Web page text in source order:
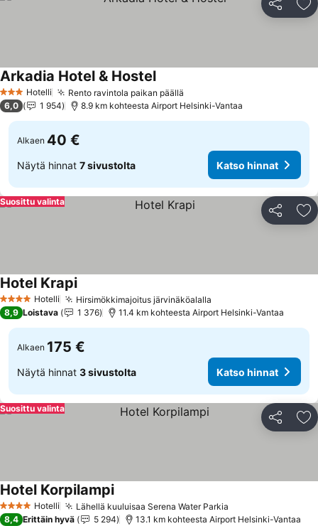
Jaa
3 Tähtiluokitus
Hotelli Rento ravintola paikan päällä
Arkadia Hotel & Hostel
6,0 1 954 8.9 km kohteesta Airport Helsinki-Vantaa
Alkaen 40 €
Näytä hinnat 7 sivustolta Katso hinnat
Jaa
Suosittu valinta
4 Tähtiluokitus
Hotelli Hirsimökkimajoitus järvinäköalalla
Hotel Krapi
8,9 Loistava 1 376 11.4 km kohteesta Airport Helsinki-Vantaa
Alkaen 175 €
Näytä hinnat 3 sivustolta Katso hinnat
Jaa
Suosittu valinta
4 Tähtiluokitus
Hotelli Lähellä kuuluisaa Serena Water Parkia
Hotel Korpilampi
8,4 Erittäin hyvä 5 294 13.1 km kohteesta Airport Helsinki-Vantaa